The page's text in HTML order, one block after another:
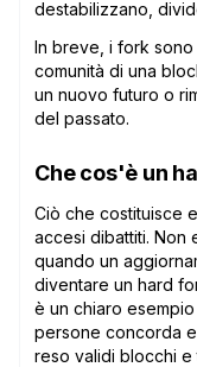
destabilizzano,
In breve, i fork sono
comunità di una
un nuovo futuro o
del passato.
Che cos'è un
Ciò che costituisce
accesi dibattiti. Non
quando un
diventare un hard
è un chiaro
persone concorda
reso validi blocchi